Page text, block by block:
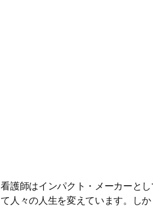
看護師はインパクト・メーカーと
て人々の人生を変えています。し